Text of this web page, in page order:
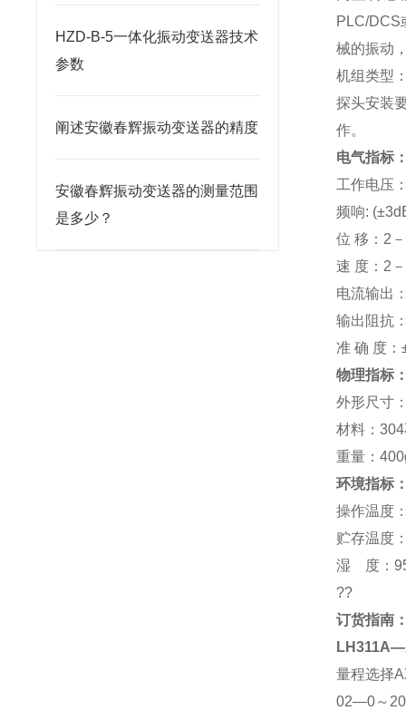
HZD-B-5一体化振动变送器技术
参数
阐述安徽春辉振动变送器的精度
安徽春辉振动变送器的测量范围
是多少？
PLC/DCS
械的振动
机组类型
探头安装
作。
电气指标
工作电压
频响:
位 移：2
速 度：2
电流输出
输出阻抗
准 确 度：
物理指标
外形尺寸
材料：
重量：
环境指标
操作温度
贮存温度
湿 度：
??
订货指南
LH311A
量程选择
02—0～